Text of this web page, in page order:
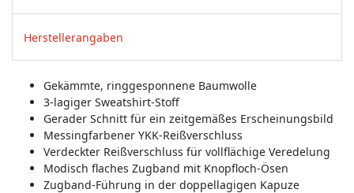
Herstellerangaben
Gekämmte, ringgesponnene Baumwolle
3-lagiger Sweatshirt-Stoff
Gerader Schnitt für ein zeitgemäßes Erscheinungsbild
Messingfarbener YKK-Reißverschluss
Verdeckter Reißverschluss für vollflächige Veredelung
Modisch flaches Zugband mit Knopfloch-Ösen
Zugband-Führung in der doppellagigen Kapuze